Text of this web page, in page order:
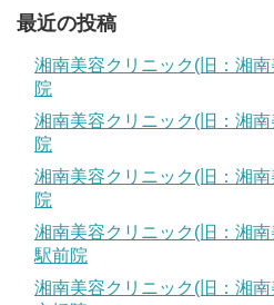
最近の投稿
湘南美容クリニック(旧：湘
院
湘南美容クリニック(旧：湘
院
湘南美容クリニック(旧：湘
院
湘南美容クリニック(旧：湘
駅前院
湘南美容クリニック(旧：湘